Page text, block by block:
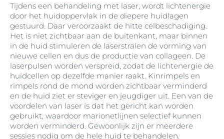
Tijdens een behandeling met laser, wordt lichtenergie
door het huidoppervlak in de diepere huidlagen
gestuurd. Daar veroorzaakt de hitte celbeschadiging.
Het is niet zichtbaar aan de buitenkant, maar binnen
in de huid stimuleren de laserstralen de vorming van
nieuwe cellen en dus de productie van collageen. De
laserpulsen worden verspreid, zodat de lichtenergie de
huidcellen op dezelfde manier raakt. Kinrimpels en
rimpels rond de mond worden zichtbaar verminderd
en de huid ziet er steviger en jeugdiger uit. Een van de
voordelen van laser is dat het gericht kan worden
gebruikt, waardoor marionetlijnen selectief kunnen
worden verminderd. Gewoonlijk zijn er meerdere
sessies nodig om de hele huid te behandelen.